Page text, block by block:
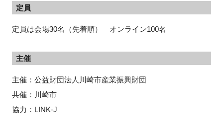
定員
定員は会場30名（先着順） オンライン100名
主催
主催：公益財団法人川崎市産業振興財団
共催：川崎市
協力：LINK-J